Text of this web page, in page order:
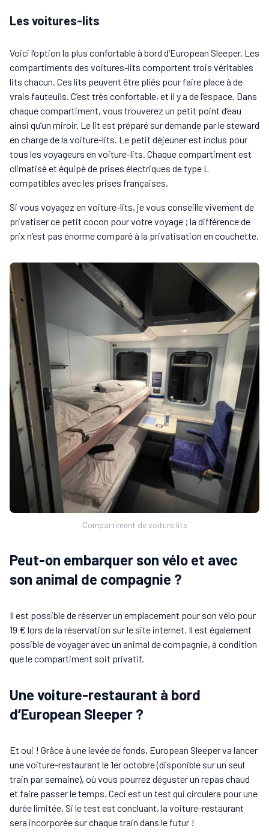
Les voitures-lits
Voici l’option la plus confortable à bord d’European Sleeper. Les
compartiments des voitures-lits comportent trois véritables
lits chacun. Ces lits peuvent être pliés pour faire place à de
vrais fauteuils. C’est très confortable, et il y a de l’espace. Dans
chaque compartiment, vous trouverez un petit point d’eau
ainsi qu’un miroir. Le lit est préparé sur demande par le steward
en charge de la voiture-lits. Le petit déjeuner est inclus pour
tous les voyageurs en voiture-lits. Chaque compartiment est
climatisé et équipé de prises électriques de type L
compatibles avec les prises françaises.
Si vous voyagez en voiture-lits, je vous conseille vivement de
privatiser ce petit cocon pour votre voyage ; la différence de
prix n’est pas énorme comparé à la privatisation en couchette.
Compartiment de voiture lits
Peut-on embarquer son vélo et avec
son animal de compagnie ?
Il est possible de réserver un emplacement pour son vélo pour
19 € lors de la réservation sur le site internet. Il est également
possible de voyager avec un animal de compagnie, à condition
que le compartiment soit privatif.
Une voiture-restaurant à bord
d’European Sleeper ?
Et oui ! Grâce à une levée de fonds, European Sleeper va lancer
une voiture-restaurant le 1er octobre (disponible sur un seul
train par semaine), où vous pourrez déguster un repas chaud
et faire passer le temps. Ceci est un test qui circulera pour une
durée limitée. Si le test est concluant, la voiture-restaurant
sera incorporée sur chaque train dans le futur !